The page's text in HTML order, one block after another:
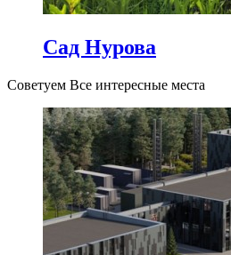
Сад Нурова
Советуем Все интересные места